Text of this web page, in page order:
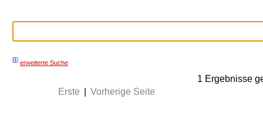
erweiterte Suche
1 Ergebnisse
Erste
Vorherige Seite